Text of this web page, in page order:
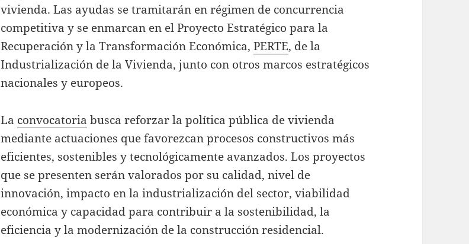
vivienda. Las ayudas se tramitarán en régimen de concurrencia
competitiva y se enmarcan en el Proyecto Estratégico para la
Recuperación y la Transformación Económica,PERTE, de la
Industrialización de la Vivienda, junto con otros marcos estratégicos
nacionales y europeos.
La convocatoria busca reforzar la política pública de vivienda
mediante actuaciones que favorezcan procesos constructivos más
eficientes, sostenibles y tecnológicamente avanzados. Los proyectos
que se presenten serán valorados por su calidad, nivel de
innovación, impacto en la industrialización del sector, viabilidad
económica y capacidad para contribuir a la sostenibilidad, la
eficiencia y la modernización de la construcción residencial.